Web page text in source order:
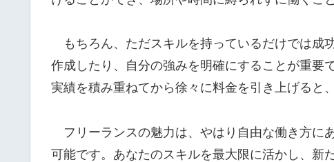
もちろん、ただスキルを持っているだけでは成
作成したり、自分の強みを明確にすることが重要
実績を積み重ねてから徐々に料金を引き上げると
フリーランスの魅力は、やはり自由な働き方に
可能です。あなたのスキルを最大限に活かし、新